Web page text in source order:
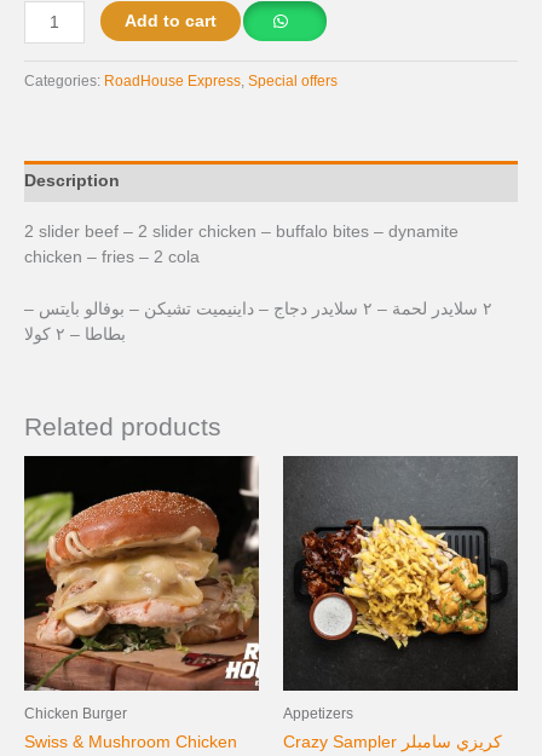
Add to cart
Categories: RoadHouse Express, Special offers
Description
2 slider beef – 2 slider chicken – buffalo bites – dynamite
chicken – fries – 2 cola
٢ سلايدر لحمة – ٢ سلايدر دجاج – داينيميت تشيكن – بوفالو بايتس –
بطاطا – ٢ كولا
Related products
Chicken Burger
Swiss & Mushroom Chicken
Appetizers
Crazy Sampler كريزي سامبلر